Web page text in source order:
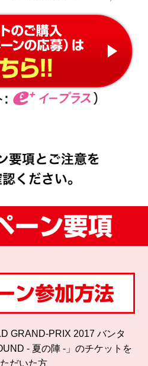
GRAND-PRIX 2017 バンタ
- 夏の陣 -」のチケットを
だいた方